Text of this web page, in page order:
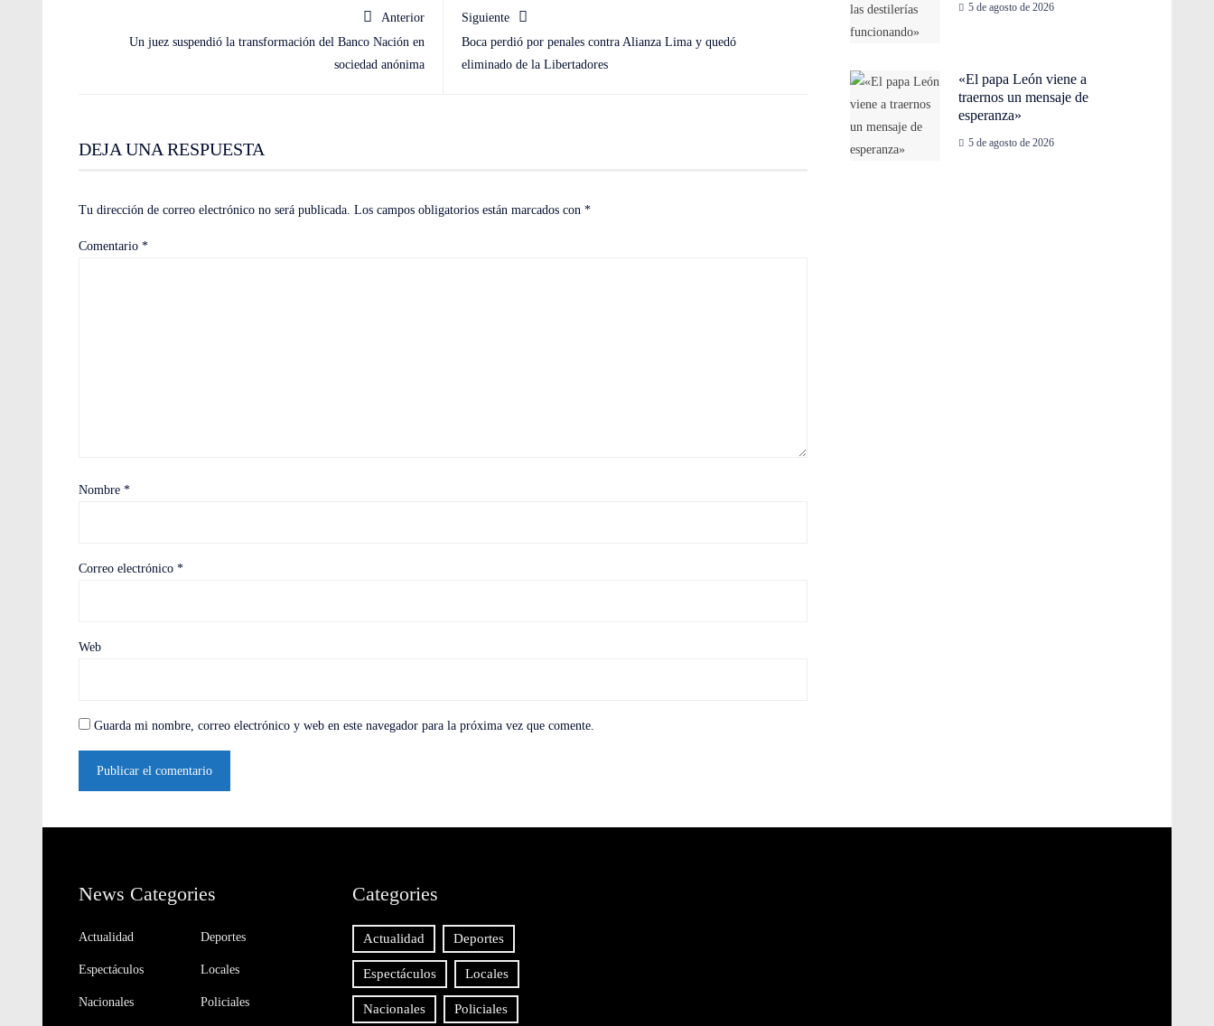
Anterior
Un juez suspendió la transformación del Banco Nación en
sociedad anónima
Siguiente
Boca perdió por penales contra Alianza Lima y quedó
eliminado de la Libertadores
DEJA UNA RESPUESTA
Tu dirección de correo electrónico no será publicada. Los campos obligatorios están marcados con *
Comentario *
Nombre *
Correo electrónico *
Web
Guarda mi nombre, correo electrónico y web en este navegador para la próxima vez que comente.
5 de agosto de 2026
«El papa León viene a
traernos un mensaje de
esperanza»
5 de agosto de 2026
News Categories
Actualidad Deportes
Espectáculos Locales
Nacionales Policiales
Categories
Actualidad Deportes
Espectáculos Locales
Nacionales Policiales